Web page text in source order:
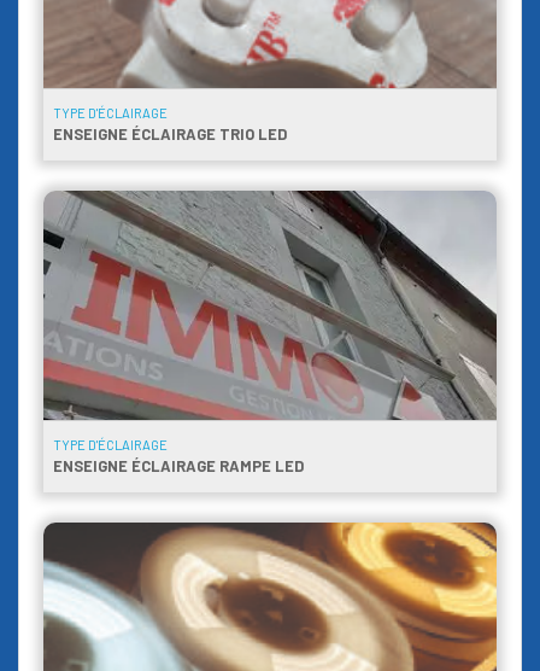
TYPE D'ÉCLAIRAGE
ENSEIGNE ÉCLAIRAGE TRIO LED
TYPE D'ÉCLAIRAGE
ENSEIGNE ÉCLAIRAGE RAMPE LED